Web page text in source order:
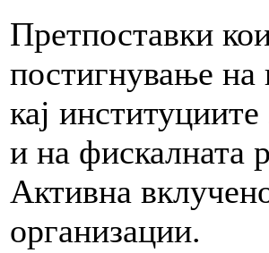
Претпоставки
постигнување на
кај
и на фискалната
Активна
организации.